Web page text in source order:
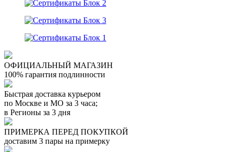
ОФИЦИАЛЬНЫЙ МАГАЗИН
100% гарантия подлинности
Быстрая доставка курьером
по Москве и МО за 3 часа;
в Регионы за 3 дня
ПРИМЕРКА ПЕРЕД ПОКУПКОЙ
доставим 3 пары на примерку